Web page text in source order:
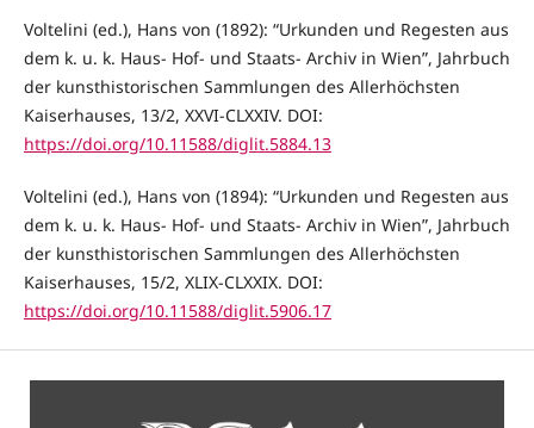
Voltelini (ed.), Hans von (1892): “Urkunden und Regesten aus
dem k. u. k. Haus- Hof- und Staats- Archiv in Wien”, Jahrbuch
der kunsthistorischen Sammlungen des Allerhöchsten
Kaiserhauses, 13/2, XXVI-CLXXIV. DOI:
https://doi.org/10.11588/diglit.5884.13
Voltelini (ed.), Hans von (1894): “Urkunden und Regesten aus
dem k. u. k. Haus- Hof- und Staats- Archiv in Wien”, Jahrbuch
der kunsthistorischen Sammlungen des Allerhöchsten
Kaiserhauses, 15/2, XLIX-CLXXIX. DOI:
https://doi.org/10.11588/diglit.5906.17